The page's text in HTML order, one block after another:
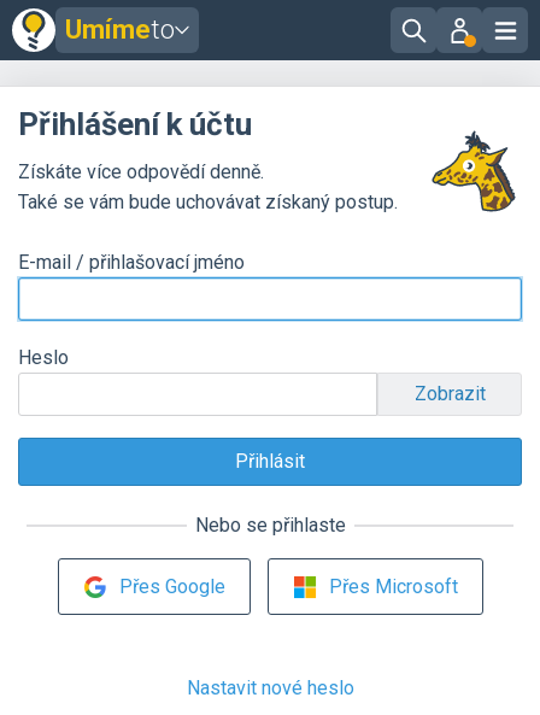
Umímeto
Přihlášení k účtu
Získáte více odpovědí denně.
Také se vám bude uchovávat získaný postup.
E-mail / přihlašovací jméno
Heslo
Zobrazit
Nebo se přihlaste
Přes Google Přes Microsoft
Nastavit nové heslo